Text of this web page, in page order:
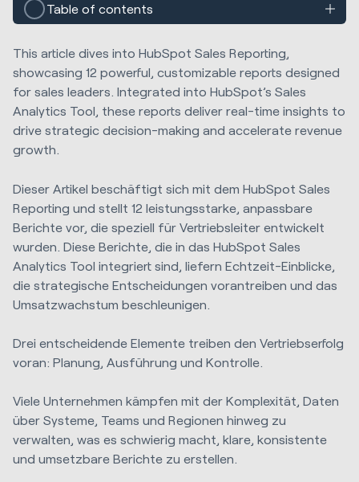
Table of contents
This article dives into HubSpot Sales Reporting,
showcasing 12 powerful, customizable reports designed
for sales leaders. Integrated into HubSpot’s Sales
Analytics Tool, these reports deliver real-time insights to
drive strategic decision-making and accelerate revenue
growth.
Dieser Artikel beschäftigt sich mit dem HubSpot Sales
Reporting und stellt 12 leistungsstarke, anpassbare
Berichte vor, die speziell für Vertriebsleiter entwickelt
wurden. Diese Berichte, die in das HubSpot Sales
Analytics Tool integriert sind, liefern Echtzeit-Einblicke,
die strategische Entscheidungen vorantreiben und das
Umsatzwachstum beschleunigen.
Drei entscheidende Elemente treiben den Vertriebserfolg
voran: Planung, Ausführung und Kontrolle.
Viele Unternehmen kämpfen mit der Komplexität, Daten
über Systeme, Teams und Regionen hinweg zu
verwalten, was es schwierig macht, klare, konsistente
und umsetzbare Berichte zu erstellen.